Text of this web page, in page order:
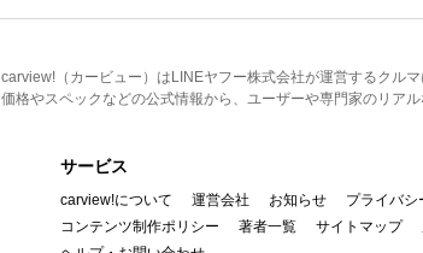
carview!（カービュー）はLINEヤフー株式会社が運営するクル
価格やスペックなどの公式情報から、ユーザーや専門家のリア
サービス
carview!について 運営会社 お知らせ プライバシ
コンテンツ制作ポリシー
著者一覧 サイトマップ